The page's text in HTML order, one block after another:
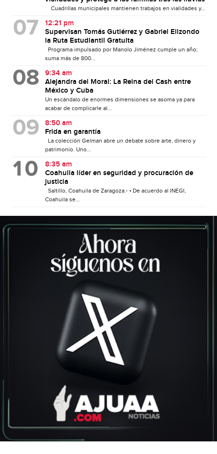
Cuadrillas municipales mantienen trabajos en vialidades y...
12:21 pm
Supervisan Tomás Gutiérrez y Gabriel Elizondo
la Ruta Estudiantil Gratuita
Programa impulsado por Manolo Jiménez cumple un año;
suma más de 800...
9:34 am
Alejandra del Moral: La Reina del Cash entre
México y Cuba
Un escándalo de enormes dimensiones se asoma ya para
acabar de complicarle al...
8:50 am
Frida en garantía
La colección Gelman abre un debate sobre arte, dinero y
patrimonio. Uno...
8:35 am
Coahuila líder en seguridad y procuración de
justicia
Saltillo, Coahuila de Zaragoza.- • De acuerdo al INEGI,
Coahuila se...